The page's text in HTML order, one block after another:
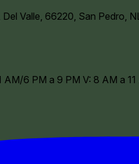
Valle, 66220, San Pedro,
6 PM a 9 PM V: 8 AM a